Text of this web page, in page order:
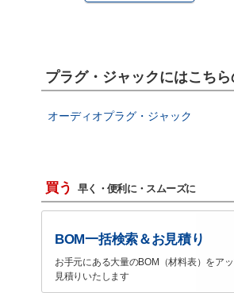
プラグ・ジャックにはこちら
オーディオプラグ・ジャック
買う 早く・便利に・スムーズに
BOM一括検索＆お見積り
お手元にある大量のBOM（材料表）をア
見積りいたします